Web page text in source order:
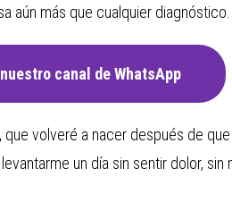
aún más que cualquier diagnóstico.
canal de WhatsApp
volveré a nacer después de
un día sin sentir dolor, sin